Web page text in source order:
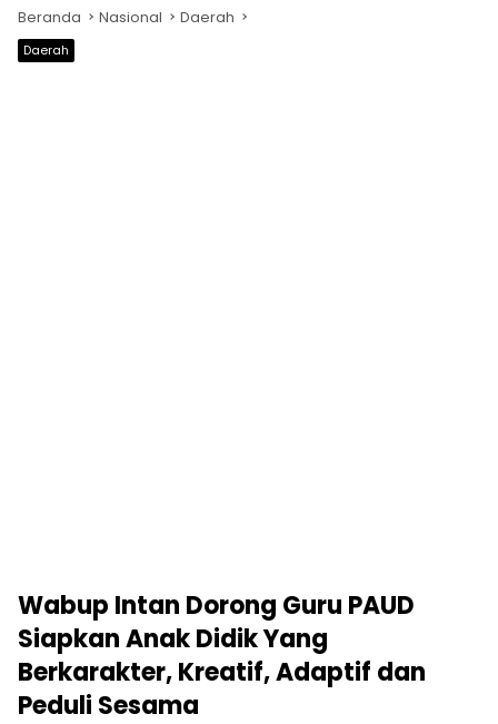
Beranda Nasional Daerah
Daerah
Wabup Intan Dorong Guru PAUD
Siapkan Anak Didik Yang
Berkarakter, Kreatif, Adaptif dan
Peduli Sesama